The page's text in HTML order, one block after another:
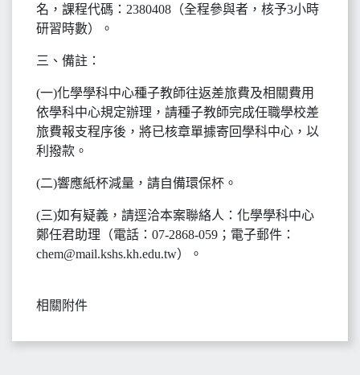
名，課程代碼：2380408（全程參與者，核予3小時
研習時數）。
三、備註：
(一)化學學科中心種子教師往返差旅費及相關費用
依學科中心規定辦理，請種子教師完成任職學校差
旅費報支程序後，將已核章單據寄回學科中心，以
利撥款。
(二)響應紙杯減量，請自備環保杯。
(三)如有疑義，請逕洽本案聯絡人：化學學科中心
鄭任君助理（電話：07-2868-059；電子郵件：
chem@mail.kshs.kh.edu.tw）。
相關附件